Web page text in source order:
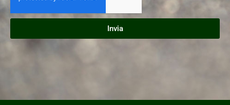
Invia